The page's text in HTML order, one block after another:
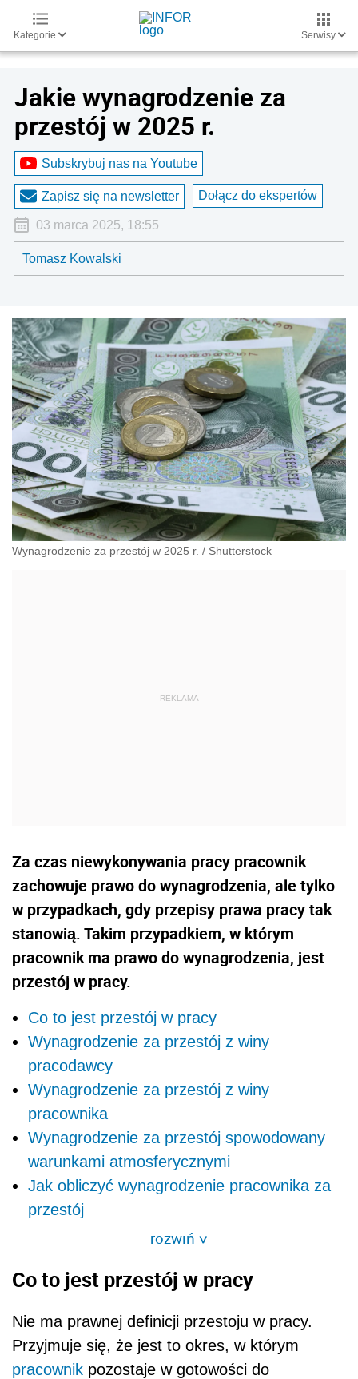
Kategorie Serwisy
Jakie wynagrodzenie za
przestój w 2025 r.
Subskrybuj nas na Youtube
Zapisz się na newsletter Dołącz do ekspertów
03 marca 2025, 18:55
Tomasz Kowalski
Wynagrodzenie za przestój w 2025 r. / Shutterstock
Za czas niewykonywania pracy pracownik
zachowuje prawo do wynagrodzenia, ale tylko
w przypadkach, gdy przepisy prawa pracy tak
stanowią. Takim przypadkiem, w którym
pracownik ma prawo do wynagrodzenia, jest
przestój w pracy.
Co to jest przestój w pracy
Wynagrodzenie za przestój z winy
pracodawcy
Wynagrodzenie za przestój z winy
pracownika
Wynagrodzenie za przestój spowodowany
warunkami atmosferycznymi
Jak obliczyć wynagrodzenie pracownika za
przestój
rozwiń>
Co to jest przestój w pracy
Nie ma prawnej definicji przestoju w pracy.
Przyjmuje się, że jest to okres, w którym
pracownik pozostaje w gotowości do